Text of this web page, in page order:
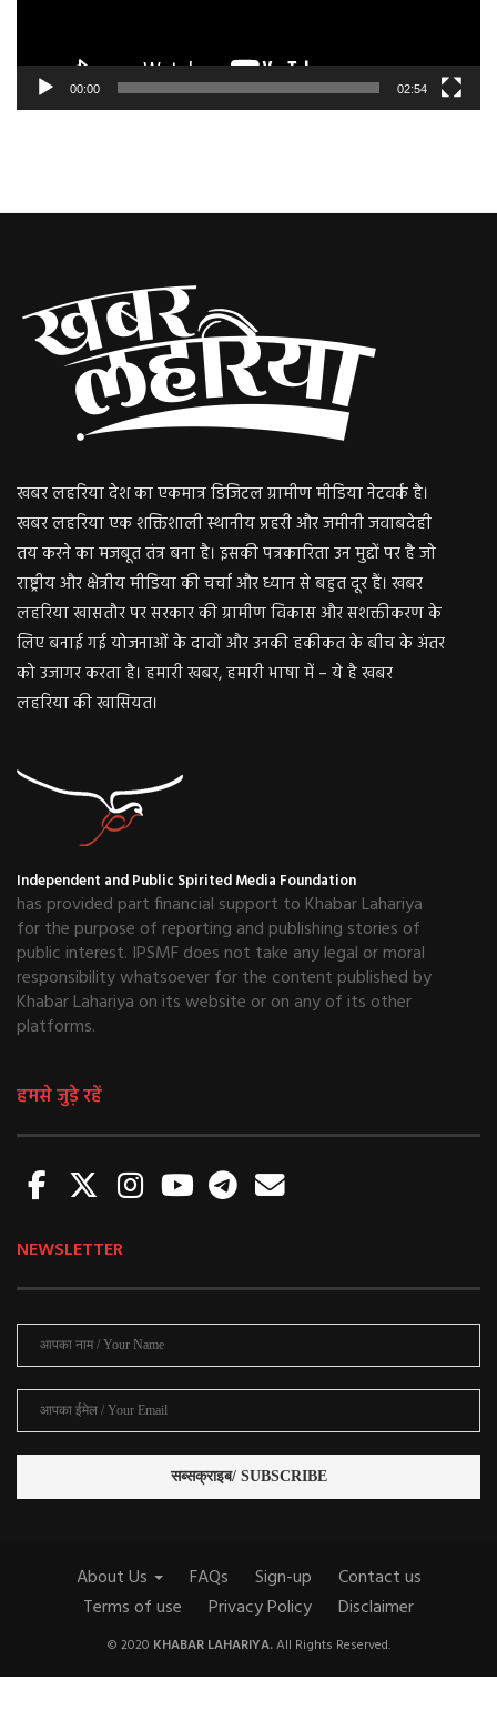
00:00 02:54
खबर लहरिया देश का एकमात्र डिजिटल ग्रामीण मीडिया नेटवर्क है।
खबर लहरिया एक शक्तिशाली स्थानीय प्रहरी और जमीनी जवाबदेही
तय करने का मजबूत तंत्र बना है। इसकी पत्रकारिता उन मुद्दों पर है जो
राष्ट्रीय और क्षेत्रीय मीडिया की चर्चा और ध्यान से बहुत दूर हैं। खबर
लहरिया खासतौर पर सरकार की ग्रामीण विकास और सशक्तीकरण के
लिए बनाई गई योजनाओं के दावों और उनकी हकीकत के बीच के अंतर
को उजागर करता है। हमारी खबर, हमारी भाषा में – ये है खबर
लहरिया की खासियत।
Independent and Public Spirited Media Foundation
has provided part financial support to Khabar Lahariya
for the purpose of reporting and publishing stories of
public interest. IPSMF does not take any legal or moral
responsibility whatsoever for the content published by
Khabar Lahariya on its website or on any of its other
platforms.
हमसे जुड़े रहें
NEWSLETTER
About Us FAQs Sign-up
Contact us
Terms of use
Privacy Policy Disclaimer
© 2020 KHABAR LAHARIYA.All Rights Reserved.